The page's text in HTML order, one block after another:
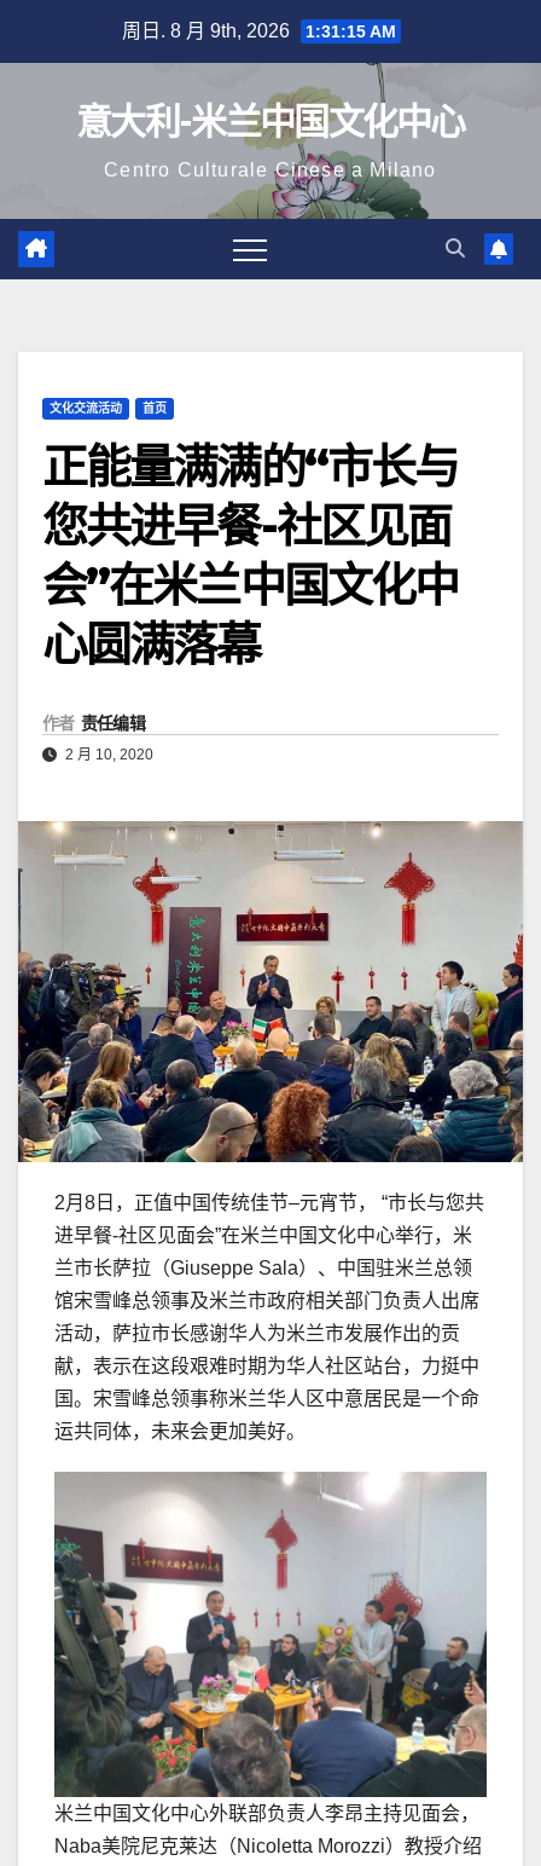
周日. 8 月 9th, 2026 1:31:17 AM
意大利-米兰中国文化中心
Centro Culturale Cinese a Milano
文化交流活动 首页
正能量满满的“市长与
您共进早餐-社区见面
会”在米兰中国文化中
心圆满落幕
作者 责任编辑
2 月 10, 2020
2月8日，正值中国传统佳节–元宵节， “市长与您共
进早餐-社区见面会”在米兰中国文化中心举行，米
兰市长萨拉（Giuseppe Sala）、中国驻米兰总领
馆宋雪峰总领事及米兰市政府相关部门负责人出席
活动，萨拉市长感谢华人为米兰市发展作出的贡
献，表示在这段艰难时期为华人社区站台，力挺中
国。宋雪峰总领事称米兰华人区中意居民是一个命
运共同体，未来会更加美好。
米兰中国文化中心外联部负责人李昂主持见面会，
Naba美院尼克莱达（Nicoletta Morozzi）教授介绍